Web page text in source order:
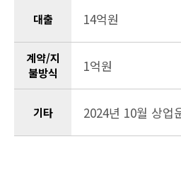
대출 14억원
계약/지
불방식
1억원
기타 2024년 10월 상업